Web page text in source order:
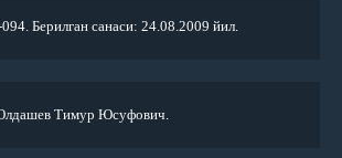
Берилган санаси: 24.08.2009 йил.
Тимур Юсуфович.